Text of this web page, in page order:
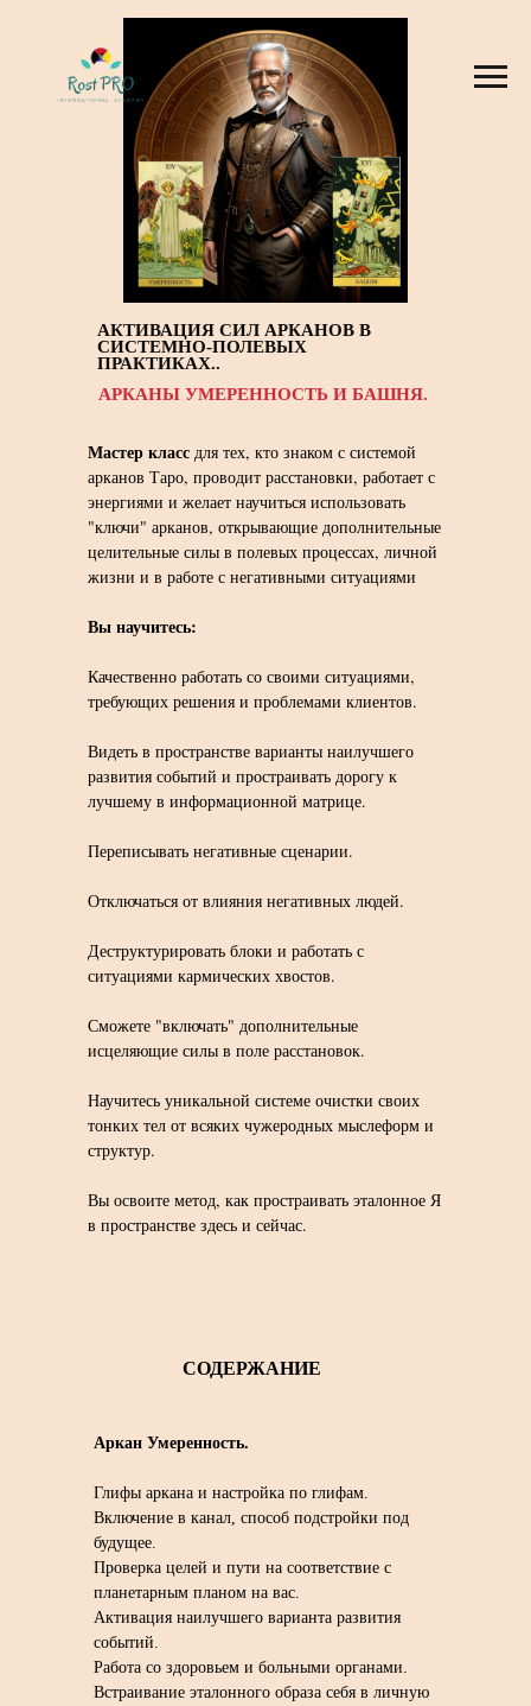
АКТИВАЦИЯ СИЛ АРКАНОВ В
СИСТЕМНО-ПОЛЕВЫХ
ПРАКТИКАХ..
АРКАНЫ УМЕРЕННОСТЬ И БАШНЯ.
Аркан Умеренность.
Глифы аркана и настройка по глифам.
Включение в канал, способ подстройки под
будущее.
Проверка целей и пути на соответствие с
планетарным планом на вас.
Активация наилучшего варианта развития
событий.
Работа со здоровьем и больными органами.
Встраивание эталонного образа себя в личную
Мастер класс для тех, кто знаком с системой
арканов Таро, проводит расстановки, работает с
энергиями и желает научиться использовать
"ключи" арканов, открывающие дополнительные
целительные силы в полевых процессах, личной
жизни и в работе с негативными ситуациями
Вы научитесь:
Качественно работать со своими ситуациями,
требующих решения и проблемами клиентов.
Видеть в пространстве варианты наилучшего
развития событий и простраивать дорогу к
лучшему в информационной матрице.
Переписывать негативные сценарии.
Отключаться от влияния негативных людей.
Деструктурировать блоки и работать с
ситуациями кармических хвостов.
Сможете "включать" дополнительные
исцеляющие силы в поле расстановок.
Научитесь уникальной системе очистки своих
тонких тел от всяких чужеродных мыслеформ и
структур.
Вы освоите метод, как простраивать эталонное Я
в пространстве здесь и сейчас.
СОДЕРЖАНИЕ